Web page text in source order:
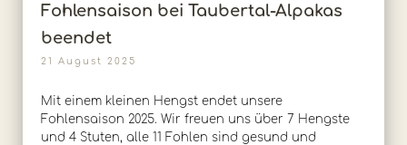
Fohlensaison bei Taubertal-Alpakas
beendet
21 August 2025
Mit einem kleinen Hengst endet unsere
Fohlensaison 2025. Wir freuen uns über 7 Hengste
und 4 Stuten, alle 11 Fohlen sind gesund und